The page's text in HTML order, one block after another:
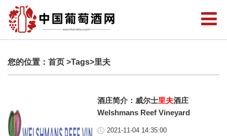
您的位置： 首页 >Tags>里夫
酒庄简介：威尔士里夫酒庄
Welshmans Reef Vineyard
2021-11-04 14:35:00